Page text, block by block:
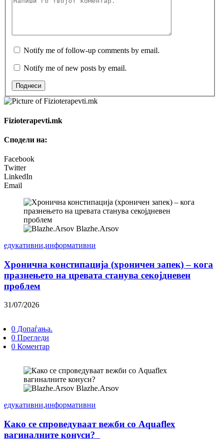
Notify me of follow-up comments by email.
Notify me of new posts by email.
Поднеси
Fizioterapevti.mk
Сподели на:
Facebook
Twitter
LinkedIn
Email
Blazhe.Arsov
едукативни,информативни
Хронична констипација (хроничен запек) – кога
празнењето на цревата станува секојдневен
проблем
31/07/2026
0 Допаѓања.
0 Прегледи
0 Коментар
Blazhe.Arsov
едукативни,информативни
Како се спроведуваат вежби со Aquaflex
вагиналните конуси?